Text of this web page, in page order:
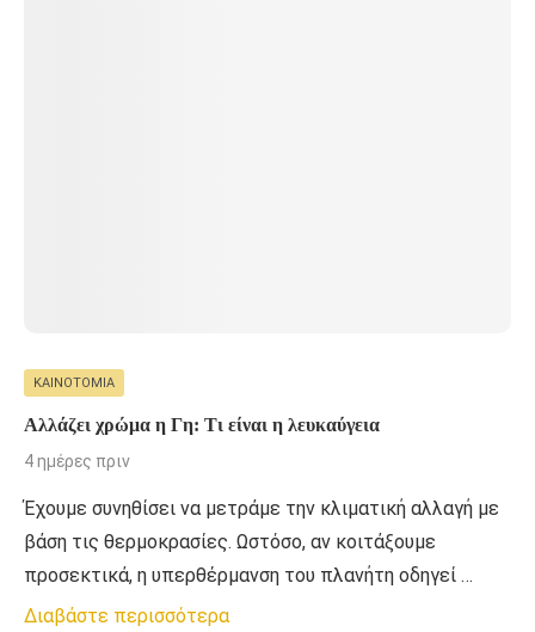
ΚΑΙΝΟΤΟΜΊΑ
Αλλάζει χρώμα η Γη: Τι είναι η λευκαύγεια
4 ημέρες πριν
Έχουμε συνηθίσει να μετράμε την κλιματική αλλαγή με
βάση τις θερμοκρασίες. Ωστόσο, αν κοιτάξουμε
προσεκτικά, η υπερθέρμανση του πλανήτη οδηγεί …
Διαβάστε περισσότερα